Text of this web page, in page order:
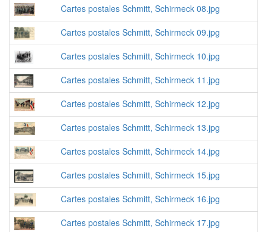
Cartes postales Schmitt, Schirmeck 08.jpg
Cartes postales Schmitt, Schirmeck 09.jpg
Cartes postales Schmitt, Schirmeck 10.jpg
Cartes postales Schmitt, Schirmeck 11.jpg
Cartes postales Schmitt, Schirmeck 12.jpg
Cartes postales Schmitt, Schirmeck 13.jpg
Cartes postales Schmitt, Schirmeck 14.jpg
Cartes postales Schmitt, Schirmeck 15.jpg
Cartes postales Schmitt, Schirmeck 16.jpg
Cartes postales Schmitt, Schirmeck 17.jpg